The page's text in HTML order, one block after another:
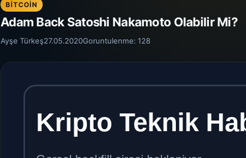
BITCOIN
Adam Back Satoshi Nakamoto Olabilir Mi?
Ayşe Türkeş27.05.2020Goruntulenme: 128